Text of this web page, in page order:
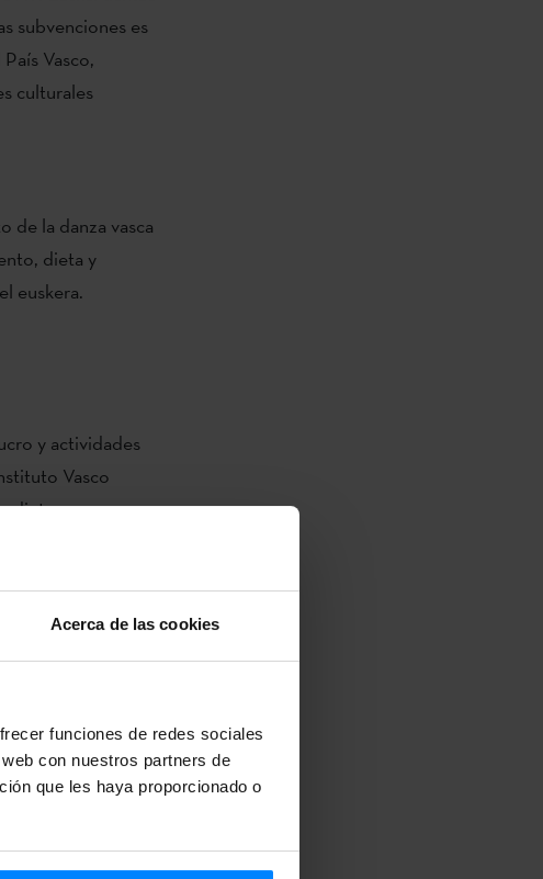
Acerca de las cookies
funciones de redes sociales
con nuestros partners de
que les haya proporcionado o
subvenciones es
Vasco,
culturales
de la danza vasca
dieta y
euskera.
y actividades
Vasco
dieta y
subvenciones se
más alta, en
económicos